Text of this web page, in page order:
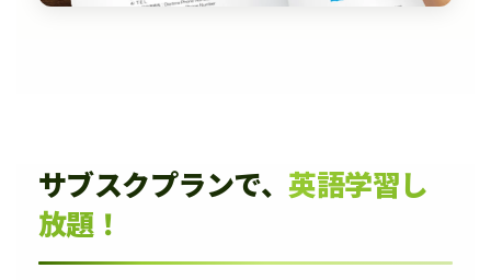
サブスクプランで、 英語学習し
放題！